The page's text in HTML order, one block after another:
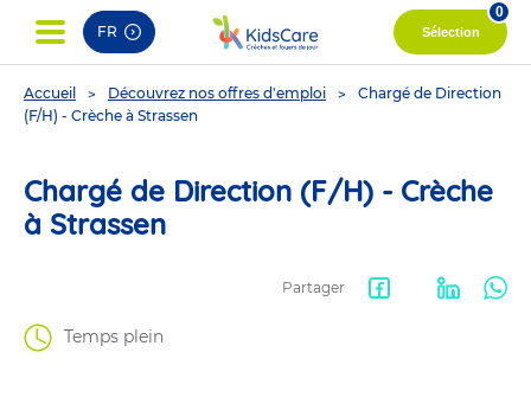
FR Sélection
0
You
are
Accueil Découvrez nos offres d'emploi
Chargé de Direction
(F/H) - Crèche à Strassen
Chargé de Direction (F/H) - Crèche
à Strassen
Partager
Temps plein